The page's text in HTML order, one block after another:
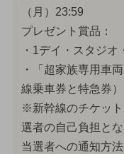
（月）23:59
プレゼント賞品：
・1デイ・スタジオ
・「超家族専用車
線乗車券と特急券）
※新幹線のチケット
選者の自己負担と
当選者への通知方